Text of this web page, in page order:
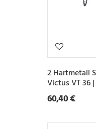
2 Hartmetall
Victus VT 36
60,40 €